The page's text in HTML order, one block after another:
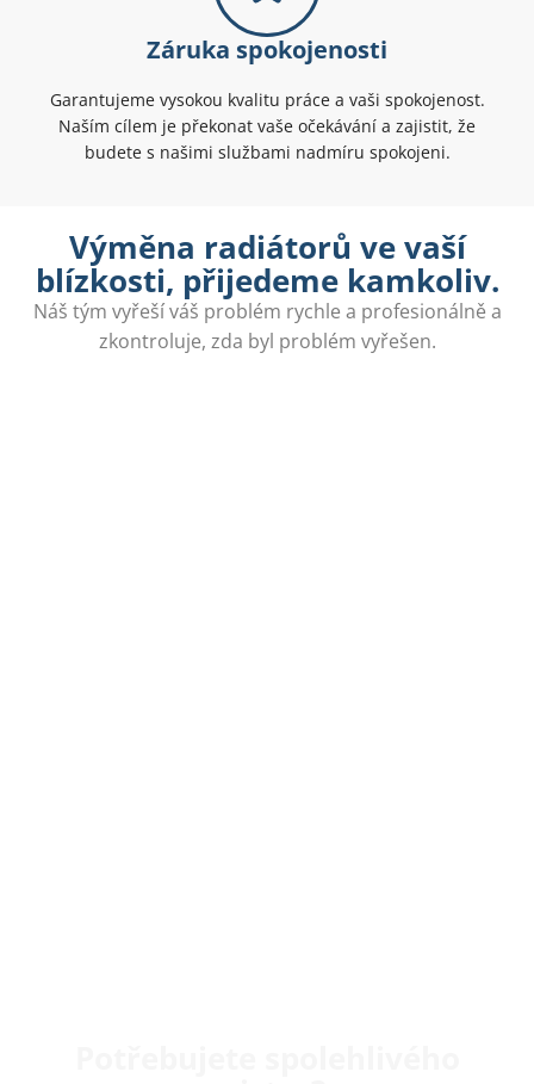
Záruka spokojenosti
Garantujeme vysokou kvalitu práce a vaši spokojenost.
Naším cílem je překonat vaše očekávání a zajistit, že
budete s našimi službami nadmíru spokojeni.
Výměna radiátorů ve vaší
blízkosti, přijedeme kamkoliv.
Náš tým vyřeší váš problém rychle a profesionálně a
zkontroluje, zda byl problém vyřešen.